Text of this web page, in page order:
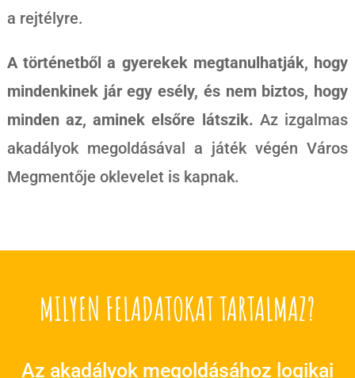
a rejtélyre.
A történetből a gyerekek megtanulhatják, hogy
mindenkinek jár egy esély, és nem biztos, hogy
minden az, aminek elsőre látszik. Az izgalmas
akadályok megoldásával a játék végén Város
Megmentője oklevelet is kapnak.
MILYEN FELADATOKAT TARTALMAZ?
Az akadályok megoldásához logikai